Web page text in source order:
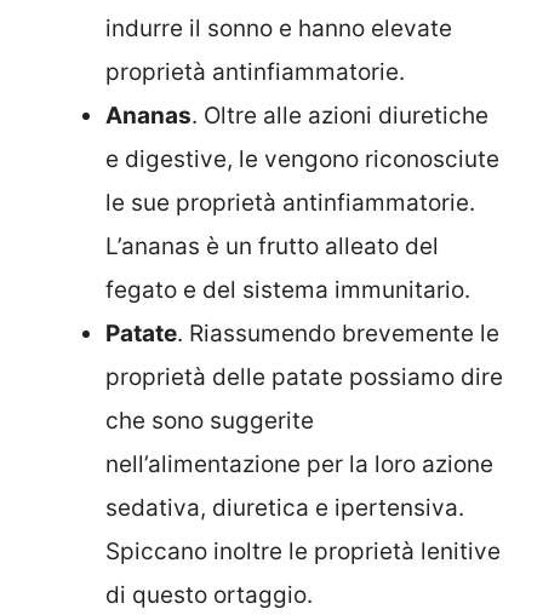
indurre il sonno e hanno elevate
proprietà antinfiammatorie.
Ananas. Oltre alle azioni diuretiche
e digestive, le vengono riconosciute
le sue proprietà antinfiammatorie.
L’ananas è un frutto alleato del
fegato e del sistema immunitario.
Patate. Riassumendo brevemente le
proprietà delle patate possiamo dire
che sono suggerite
nell’alimentazione per la loro azione
sedativa, diuretica e ipertensiva.
Spiccano inoltre le proprietà lenitive
di questo ortaggio.